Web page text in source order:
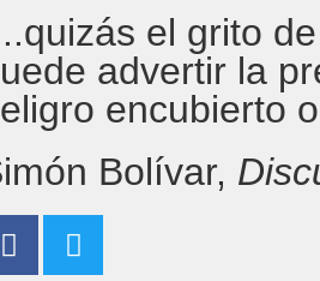
el grito
advertir la
encubierto
Bolívar,